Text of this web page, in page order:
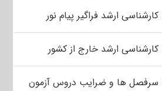
کارشناسی ارشد فراگیر پیام نور
کارشناسی ارشد خارج از کشور
سرفصل ها و ضرایب دروس آزمون